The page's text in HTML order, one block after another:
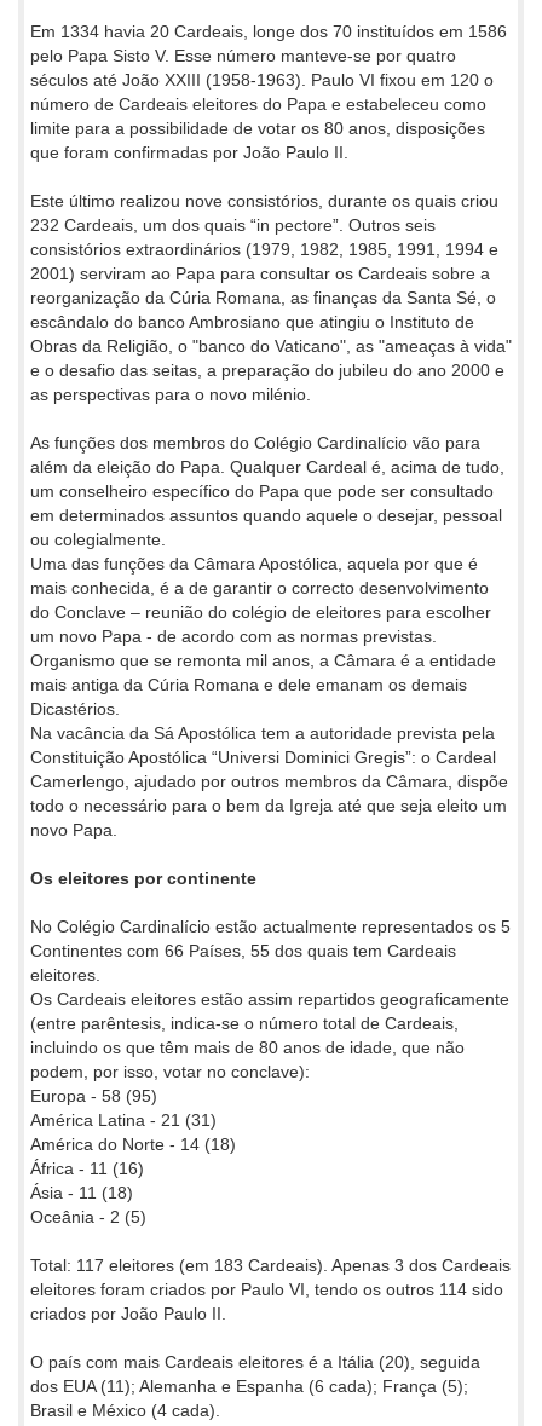
Em 1334 havia 20 Cardeais, longe dos 70 instituídos em 1586
pelo Papa Sisto V. Esse número manteve-se por quatro
séculos até João XXIII (1958-1963). Paulo VI fixou em 120 o
número de Cardeais eleitores do Papa e estabeleceu como
limite para a possibilidade de votar os 80 anos, disposições
que foram confirmadas por João Paulo II.
Este último realizou nove consistórios, durante os quais criou
232 Cardeais, um dos quais “in pectore”. Outros seis
consistórios extraordinários (1979, 1982, 1985, 1991, 1994 e
2001) serviram ao Papa para consultar os Cardeais sobre a
reorganização da Cúria Romana, as finanças da Santa Sé, o
escândalo do banco Ambrosiano que atingiu o Instituto de
Obras da Religião, o "banco do Vaticano", as "ameaças à vida"
e o desafio das seitas, a preparação do jubileu do ano 2000 e
as perspectivas para o novo milénio.
As funções dos membros do Colégio Cardinalício vão para
além da eleição do Papa. Qualquer Cardeal é, acima de tudo,
um conselheiro específico do Papa que pode ser consultado
em determinados assuntos quando aquele o desejar, pessoal
ou colegialmente.
Uma das funções da Câmara Apostólica, aquela por que é
mais conhecida, é a de garantir o correcto desenvolvimento
do Conclave – reunião do colégio de eleitores para escolher
um novo Papa - de acordo com as normas previstas.
Organismo que se remonta mil anos, a Câmara é a entidade
mais antiga da Cúria Romana e dele emanam os demais
Dicastérios.
Na vacância da Sá Apostólica tem a autoridade prevista pela
Constituição Apostólica “Universi Dominici Gregis”: o Cardeal
Camerlengo, ajudado por outros membros da Câmara, dispõe
todo o necessário para o bem da Igreja até que seja eleito um
novo Papa.
Os eleitores por continente
No Colégio Cardinalício estão actualmente representados os 5
Continentes com 66 Países, 55 dos quais tem Cardeais
eleitores.
Os Cardeais eleitores estão assim repartidos geograficamente
(entre parêntesis, indica-se o número total de Cardeais,
incluindo os que têm mais de 80 anos de idade, que não
podem, por isso, votar no conclave):
Europa - 58 (95)
América Latina - 21 (31)
América do Norte - 14 (18)
África - 11 (16)
Ásia - 11 (18)
Oceânia - 2 (5)
Total: 117 eleitores (em 183 Cardeais). Apenas 3 dos Cardeais
eleitores foram criados por Paulo VI, tendo os outros 114 sido
criados por João Paulo II.
O país com mais Cardeais eleitores é a Itália (20), seguida
dos EUA (11); Alemanha e Espanha (6 cada); França (5);
Brasil e México (4 cada).